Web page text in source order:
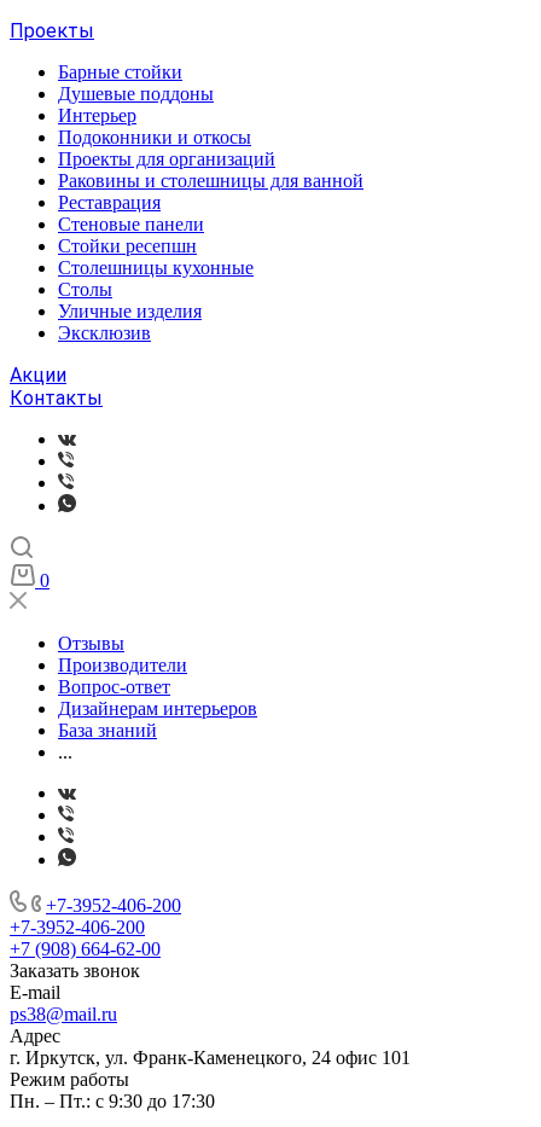
Проекты
Барные стойки
Душевые поддоны
Интерьер
Подоконники и откосы
Проекты для организаций
Раковины и столешницы для ванной
Реставрация
Стеновые панели
Стойки ресепшн
Столешницы кухонные
Столы
Уличные изделия
Эксклюзив
Акции
Контакты
0
Отзывы
Производители
Вопрос-ответ
Дизайнерам интерьеров
База знаний
...
+7-3952-406-200
+7-3952-406-200
+7 (908) 664-62-00
Заказать звонок
E-mail
ps38@mail.ru
Адрес
г. Иркутск, ул. Франк-Каменецкого, 24 офис 101
Режим работы
Пн. – Пт.: с 9:30 до 17:30